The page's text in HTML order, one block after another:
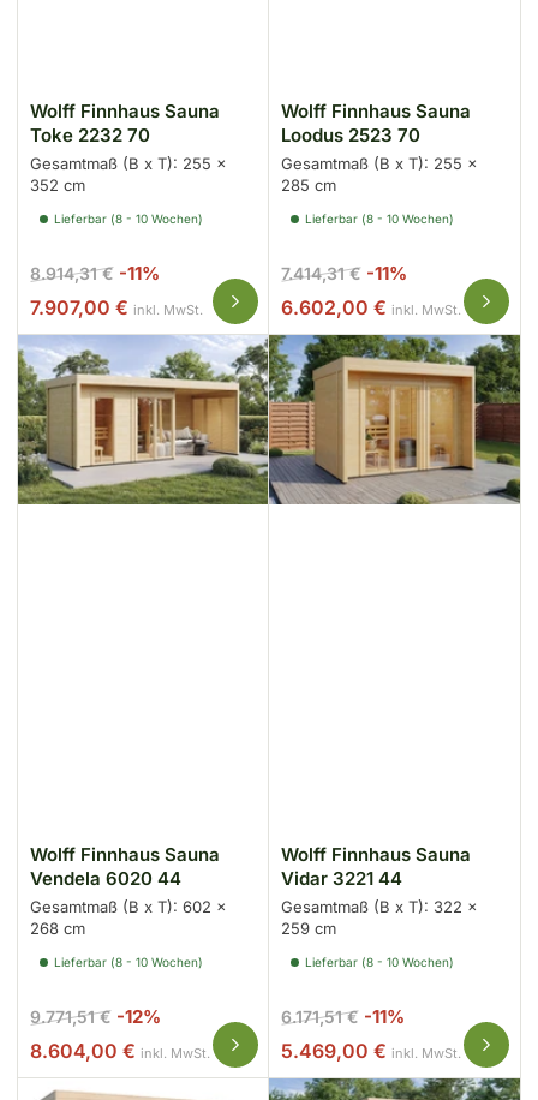
Wolff Finnhaus Sauna
Toke 2232 70
Gesamtmaß (B x T): 255 x
352 cm
Lieferbar (8 - 10 Wochen)
Normaler
Preis
8.914,31 € -11% Ausverkaufspreis
7.907,00 € inkl. MwSt.
Wolff Finnhaus Sauna
Loodus 2523 70
Gesamtmaß (B x T): 255 x
285 cm
Lieferbar (8 - 10 Wochen)
Normaler
Preis
7.414,31 € -11%
6.602,00 € inkl. MwSt.
Wolff Finnhaus Sauna
Vendela 6020 44
Gesamtmaß (B x T): 602 x
268 cm
Lieferbar (8 - 10 Wochen)
Normaler
Preis
9.771,51 € -12% Ausverkaufspreis
8.604,00 € inkl. MwSt.
Wolff Finnhaus Sauna
Vidar 3221 44
Gesamtmaß (B x T): 322 x
259 cm
Lieferbar (8 - 10 Wochen)
Normaler
Preis
6.171,51 € -11%
5.469,00 € inkl. MwSt.